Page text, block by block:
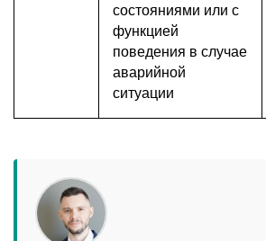
состояниями или с
функцией
поведения в случае
аварийной
ситуации